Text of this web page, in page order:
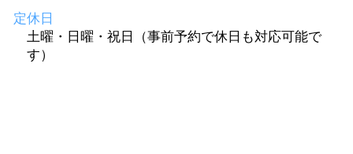
定休日
土曜・日曜・祝日（事前予約で休日も対応可能で
す）